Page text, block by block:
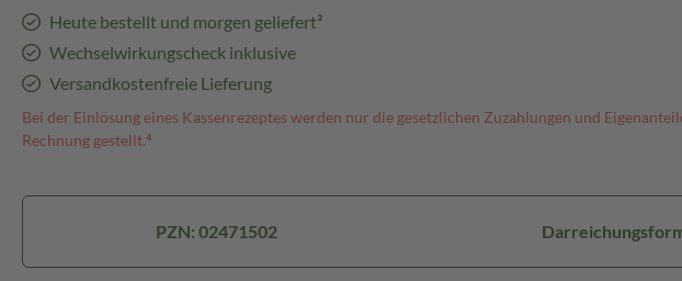
Heute bestellt und morgen geliefert³
Wechselwirkungscheck inklusive
Versandkostenfreie Lieferung
Bei der Einlösung eines Kassenrezeptes werden nur die gesetzlichen Zuzahlungen und
Rechnung gestellt.⁴
PZN: 02471502